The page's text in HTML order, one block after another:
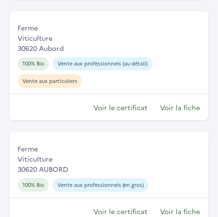
Ferme
Viticulture
30620 Aubord
100% Bio Vente aux professionnels (au détail)
Vente aux particuliers
Voir le certificat Voir la fiche
Ferme
Viticulture
30620 AUBORD
100% Bio Vente aux professionnels (en gros)
Voir le certificat Voir la fiche